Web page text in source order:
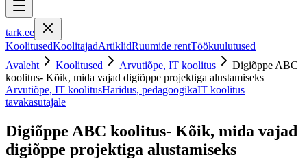
tark.ee
KoolitusedKoolitajadArtiklidRuumide rentTöökuulutused
Avaleht
Koolitused Arvutiõpe, IT koolitus
Digiõppe ABC
koolitus- Kõik, mida vajad digiõppe projektiga alustamiseks
Arvutiõpe, IT koolitusHaridus, pedagoogikaIT koolitus
tavakasutajale
Digiõppe ABC koolitus- Kõik, mida vajad
digiõppe projektiga alustamiseks